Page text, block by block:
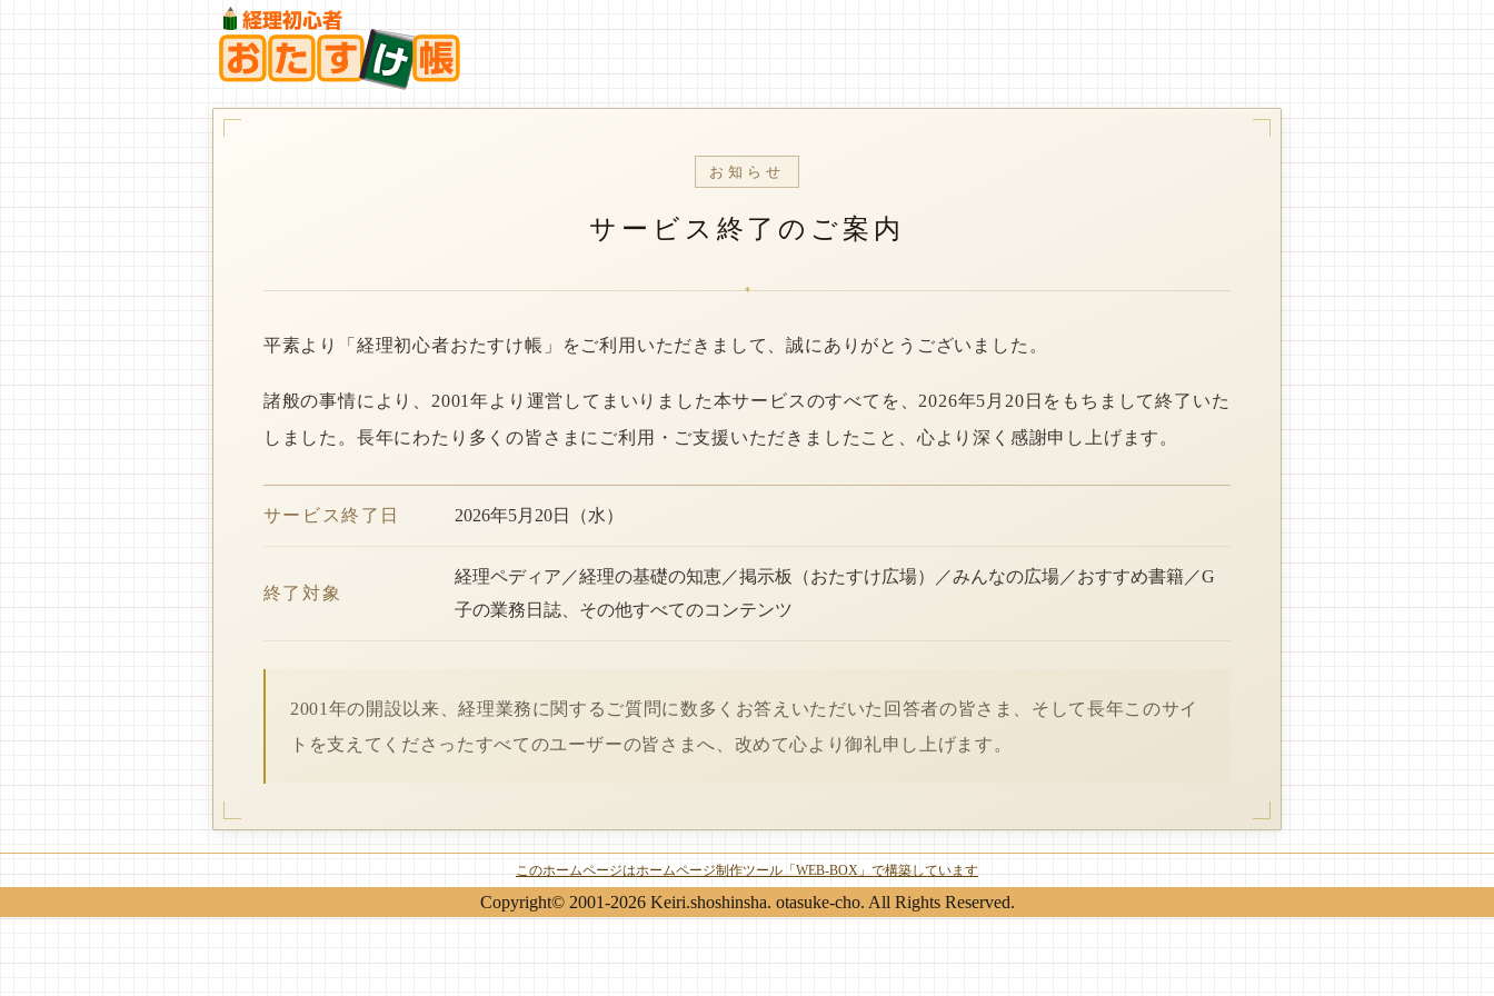
お知らせ
サービス終了のご案内
*
平素より「経理初心者おたすけ帳」をご利用いただきまして、誠にありがとうございました。
諸般の事情により、2001年より運営してまいりました本サービスのすべてを、2026年5月20日をもちまして終了いた
しました。長年にわたり多くの皆さまにご利用・ご支援いただきましたこと、心より深く感謝申し上げます。
サービス終了日 2026年5月20日（水）
終了対象
経理ペディア／経理の基礎の知恵／掲示板（おたすけ広場）／みんなの広場／おすすめ書籍／G
子の業務日誌、その他すべてのコンテンツ
2001年の開設以来、経理業務に関するご質問に数多くお答えいただいた回答者の皆さま、そして長年このサイ
トを支えてくださったすべてのユーザーの皆さまへ、改めて心より御礼申し上げます。
このホームページはホームページ制作ツール「WEB-BOX」で構築しています
Copyright© 2001-2026 Keiri.shoshinsha. otasuke-cho. All Rights Reserved.